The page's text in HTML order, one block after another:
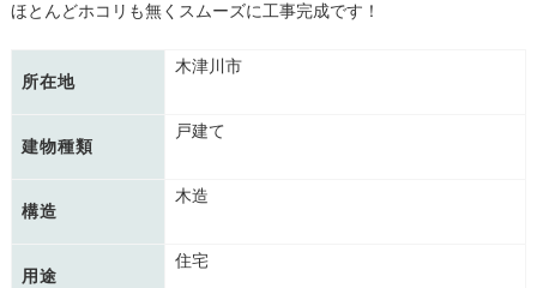
ほとんどホコリも無くスムーズに工事完成です！
所在地
木津川市
建物種類
戸建て
構造
木造
用途
住宅